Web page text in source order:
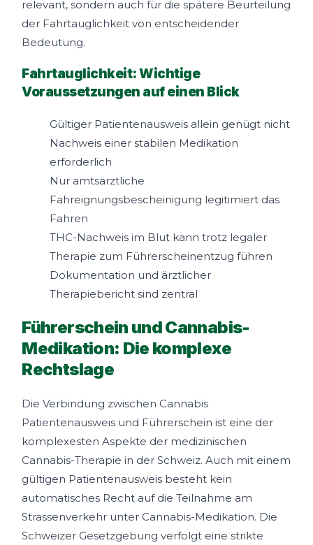
relevant, sondern auch für die spätere Beurteilung
der Fahrtauglichkeit von entscheidender
Bedeutung.
Fahrtauglichkeit: Wichtige
Voraussetzungen auf einen Blick
Gültiger Patientenausweis allein genügt nicht
Nachweis einer stabilen Medikation
erforderlich
Nur amtsärztliche
Fahreignungsbescheinigung legitimiert das
Fahren
THC-Nachweis im Blut kann trotz legaler
Therapie zum Führerscheinentzug führen
Dokumentation und ärztlicher
Therapiebericht sind zentral
Führerschein und Cannabis-
Medikation: Die komplexe
Rechtslage
Die Verbindung zwischen Cannabis
Patientenausweis und Führerschein ist eine der
komplexesten Aspekte der medizinischen
Cannabis-Therapie in der Schweiz. Auch mit einem
gültigen Patientenausweis besteht kein
automatisches Recht auf die Teilnahme am
Strassenverkehr unter Cannabis-Medikation. Die
Schweizer Gesetzgebung verfolgt eine strikte